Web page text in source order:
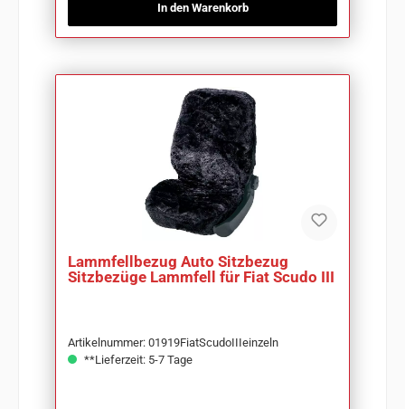
In den Warenkorb
Lammfellbezug Auto Sitzbezug
Sitzbezüge Lammfell für Fiat Scudo III
Artikelnummer: 01919FiatScudoIIIeinzeln
**Lieferzeit: 5-7 Tage